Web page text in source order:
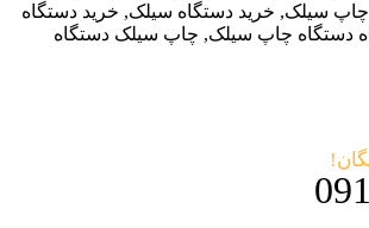
سیلک, خرید دستگاه سیلک, خرید دستگاه
دستگاه چاپ سیلک, چاپ سیلک دستگاه